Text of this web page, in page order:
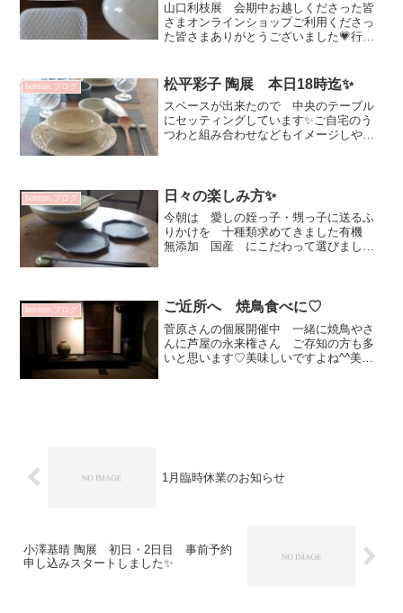
山口利枝展 会期中お越しくださった皆
さまオンラインショップご利用くださっ
た皆さまありがとうございました💗行き
引き続き店頭でご案内させていただいて
います☆毎日利枝さんのう...
bonton.ブログ 松平彩子 陶展 本日18時迄✨
スペースが出来たので 中央のテーブル
にセッティングしています✨ご自宅のう
つわと組み合わせなどもイメージしやす
チなどにもgood！だ...
bonton.ブログ 日々の楽しみ方✨
今朝は 愛しの姪っ子・甥っ子に送るふ
りかけを 十種類求めてきました有機
無添加 国産 にこだわって選びました
宅で楽しむ実験や...
bonton.ブログ ご近所へ 焼鳥食べに♡
菅原さんの個展開催中 一緒に焼鳥やさ
んに芦屋の永来権さん ご存知の方も多
いと思います♡美味しいですよね^^美味
1月臨時休業のお知らせ
小澤基晴 陶展 初日・2日目 事前予約
申し込みスタートしました✨